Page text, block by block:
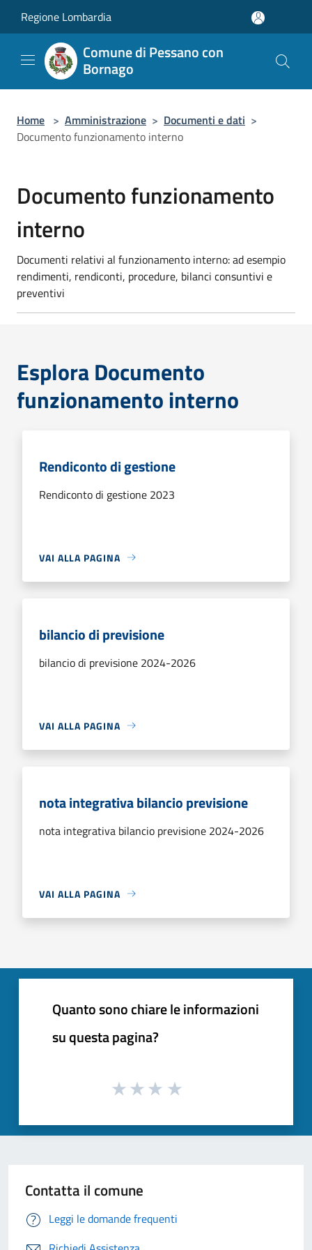
Regione Lombardia
Comune di Pessano con
Bornago
Home > Amministrazione > Documenti e dati >
Documento funzionamento interno
Documento funzionamento
interno
Documenti relativi al funzionamento interno: ad esempio
rendimenti, rendiconti, procedure, bilanci consuntivi e
preventivi
Esplora Documento
funzionamento interno
Rendiconto di gestione
Rendiconto di gestione 2023
VAI ALLA PAGINA
bilancio di previsione
bilancio di previsione 2024-2026
VAI ALLA PAGINA
nota integrativa bilancio previsione
nota integrativa bilancio previsione 2024-2026
VAI ALLA PAGINA
Quanto sono chiare le informazioni
su questa pagina?
Contatta il comune
Leggi le domande frequenti